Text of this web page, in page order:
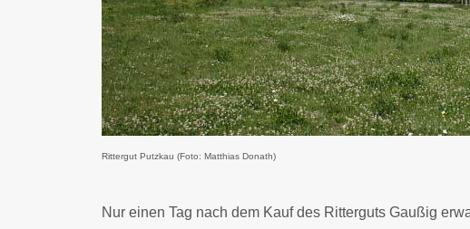
Rittergut Putzkau (Foto: Matthias Donath)
Nur einen Tag nach dem Kauf des Ritterguts Gaußig